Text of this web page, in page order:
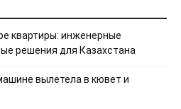
квартиры: инженерные
решения для Казахстана
вылетела в кювет и